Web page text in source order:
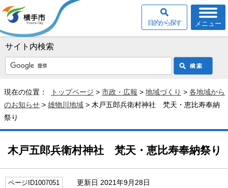
サイト内検索
メニュー
目的から探す
現在の位置： トップページ > 市政・広報 > 地域づくり > 各地域から
のお知らせ > 雄物川地域 > 木戸五郎兵衛村神社 梵天・恵比寿奉納
祭り
木戸五郎兵衛村神社 梵天・恵比寿奉納祭り
ページID1007051 更新日 2021年9月28日